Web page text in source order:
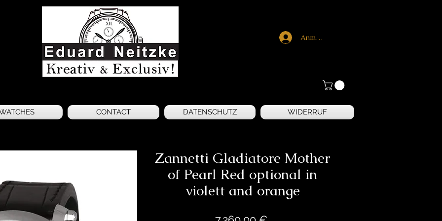
Anmelden
CONTACT DATENSCHUTZ WIDERRUF
Zannetti Gladiatore Mother
of Pearl Red optional in
violett and orange